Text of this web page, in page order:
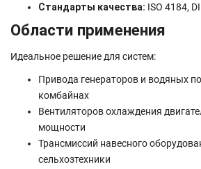
Стандарты качества: ISO 4184,
Области применения
Идеальное решение для систем:
Привода генераторов и водяных
комбайнах
Вентиляторов охлаждения
мощности
Трансмиссий навесного
сельхозтехники